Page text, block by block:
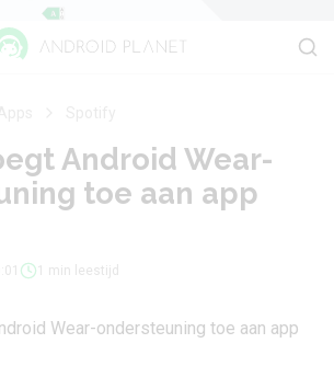
Android Wear-
toe aan app
1 min leestijd